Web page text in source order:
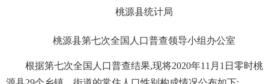
桃源县统计局
桃源县第七次全国人口普查领导小组办公室
根据第七次全国人口普查结果,现将2020年11月1日零时桃